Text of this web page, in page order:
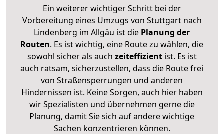
Ein weiterer wichtiger Schritt bei der
Vorbereitung eines Umzugs von Stuttgart nach
Lindenberg im Allgäu ist die Planung der
Routen. Es ist wichtig, eine Route zu wählen, die
sowohl sicher als auch zeiteffizientist. Es ist
auch ratsam, sicherzustellen, dass die Route frei
von Straßensperrungen und anderen
Hindernissen ist. Keine Sorgen, auch hier haben
wir Spezialisten und übernehmen gerne die
Planung, damit Sie sich auf andere wichtige
Sachen konzentrieren können.